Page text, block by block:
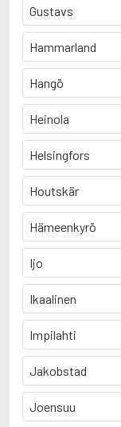
Gustavs
Hammarland
Hangö
Heinola
Helsingfors
Houtskär
Hämeenkyrö
Ijo
Ikaalinen
Impilahti
Jakobstad
Joensuu